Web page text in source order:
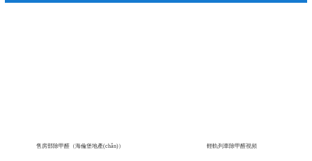
售房部除甲醛（海倫堡地產(chǎn)） 輕軌列車除甲醛視頻